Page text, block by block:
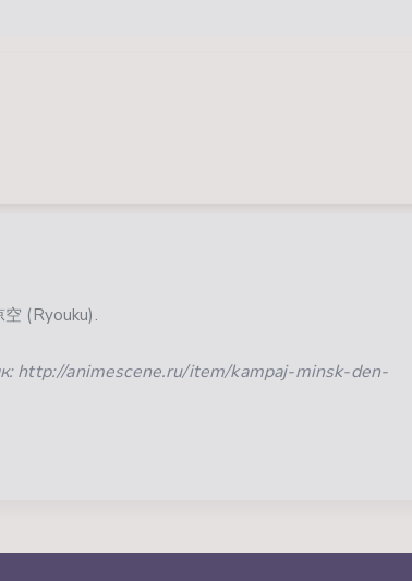
(Ryouku).
http://animescene.ru/item/kampaj-minsk-den-